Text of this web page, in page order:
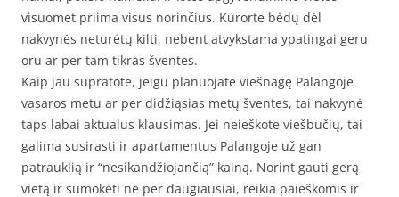
visuomet priima visus norinčius. Kurorte bėdų dėl
nakvynės neturėtų kilti, nebent atvykstama ypatingai geru
oru ar per tam tikras šventes.
Kaip jau supratote, jeigu planuojate viešnagę Palangoje
vasaros metu ar per didžiąsias metų šventes, tai nakvynė
taps labai aktualus klausimas. Jei neieškote viešbučių, tai
galima susirasti ir apartamentus Palangoje už gan
patrauklią ir “nesikandžiojančią” kainą. Norint gauti gerą
vietą ir sumokėti ne per daugiausiai, reikia paieškomis ir